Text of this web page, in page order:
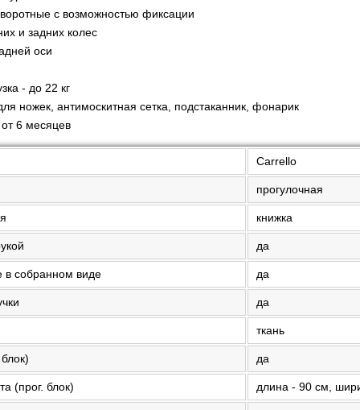
с возможностью фиксации
и задних колес
оси
- до 22 кг
ножек, антимоскитная сетка, подстаканник, фонарик
6 месяцев
Carrello
прогулочная
книжка
да
в собранном виде да
да
ткань
да
(прог. блок) длина - 90 см,